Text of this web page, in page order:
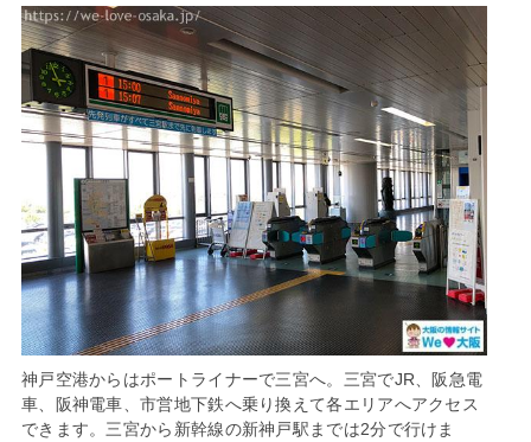
神戸空港からはポートライナーで三宮へ。三宮でJR、阪急電
車、阪神電車、市営地下鉄へ乗り換えて各エリアへアクセス
できます。三宮から新幹線の新神戸駅までは2分で行けま